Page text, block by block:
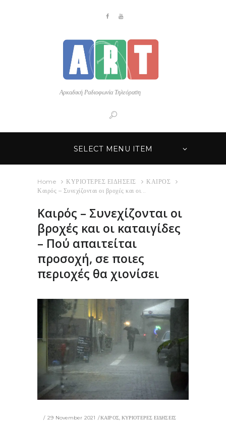
Αρκαδική Ραδιοφωνία Τηλεόραση
SELECT MENU ITEM
Home ΚΥΡΙΟΤΕΡΕΣ ΕΙΔΗΣΕΙΣ
ΚΑΙΡΟΣ
Καιρός – Συνεχίζονται οι βροχές και οι...
Καιρός – Συνεχίζονται οι
βροχές και οι καταιγίδες
– Πού απαιτείται
προσοχή, σε ποιες
περιοχές θα χιονίσει
29 November 2021 ΚΑΙΡΟΣ, ΚΥΡΙΟΤΕΡΕΣ ΕΙΔΗΣΕΙΣ